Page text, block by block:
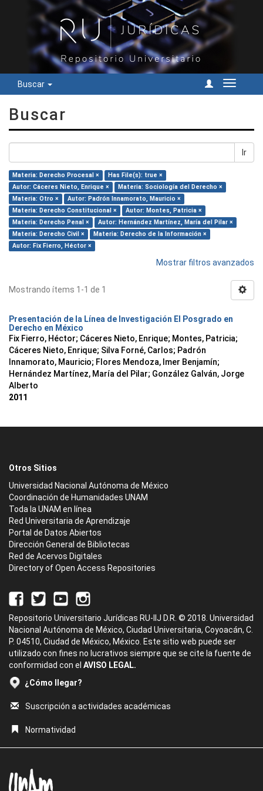
Buscar
Cambiar
Buscar
Ir
Materia: Derecho Procesal ×
Has File(s): true ×
Autor: Cáceres Nieto, Enrique ×
Materia: Sociología del Derecho ×
Materia: Otro ×
Autor: Padrón Innamorato, Mauricio ×
Materia: Derecho Constitucional ×
Autor: Montes, Patricia ×
Materia: Derecho Penal ×
Autor: Hernández Martínez, María del Pilar ×
Materia: Derecho Civil ×
Materia: Derecho de la Información ×
Autor: Fix Fierro, Héctor ×
Mostrar filtros avanzados
Mostrando ítems 1-1 de 1
Presentación de la Línea de Investigación El Posgrado en
Derecho en México
Fix Fierro, Héctor; Cáceres Nieto, Enrique; Montes, Patricia;
Cáceres Nieto, Enrique; Silva Forné, Carlos; Padrón
Innamorato, Mauricio; Flores Mendoza, Imer Benjamín;
Hernández Martínez, María del Pilar; González Galván, Jorge
Alberto
2011
Otros Sitios
Universidad Nacional Autónoma de México
Coordinación de Humanidades UNAM
Toda la UNAM en línea
Red Universitaria de Aprendizaje
Portal de Datos Abiertos
Dirección General de Bibliotecas
Red de Acervos Digitales
Directory of Open Access Repositories
Repositorio Universitario Jurídicas RU-IIJ D.R. © 2018. Universidad
Nacional Autónoma de México, Ciudad Universitaria, Coyoacán, C.
P. 04510, Ciudad de México, México. Este sitio web puede ser
utilizado con fines no lucrativos siempre que se cite la fuente de
conformidad con el AVISO LEGAL.
¿Cómo llegar?
Suscripción a actividades académicas
Normatividad